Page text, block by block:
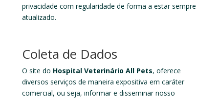
privacidade com regularidade de forma a estar sempre
atualizado.
Coleta de Dados
O site do Hospital Veterinário All Pets, oferece
diversos serviços de maneira expositiva em caráter
comercial, ou seja, informar e disseminar nosso